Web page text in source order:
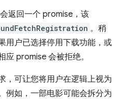
会返回一个 promise，该
。稍
用户已选择停用下载功能，或
应 promise 会被拒绝。
，可让您将用户在逻辑上视为
例如，一部电影可能会拆分为